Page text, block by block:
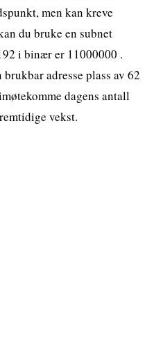
men kan kreve
du bruke en subnet
i binær er 11000000 .
adresse plass av 62
dagens antall
vekst.